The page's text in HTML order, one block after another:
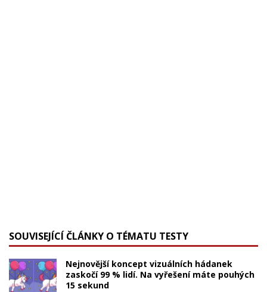
SOUVISEJÍCÍ ČLÁNKY O TÉMATU TESTY
Nejnovější koncept vizuálních hádanek
zaskočí 99 % lidí. Na vyřešení máte pouhých
15 sekund